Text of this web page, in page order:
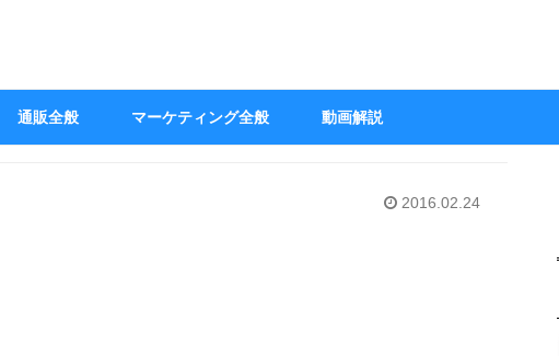
通販全般 マーケティング全般 動画解説
2016.02.24